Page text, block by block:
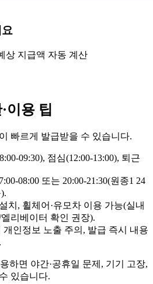
상 지급액 자동 계산
이용 팁
빠르게 발급받을 수 있습니다.
09:30), 점심(12:00-13:00), 퇴근
08:00 또는 20:00-21:30(원종1 24
치, 휠체어·유모차 이용 가능(실내
리베이터 확인 권장).
개인정보 노출 주의, 발급 즉시 내용
하면 야간·공휴일 문제, 기기 고장,
있습니다.